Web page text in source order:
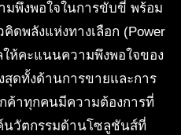
มพึงพอใจในการขับขี่ พร้อม
ดพลังแห่งทางเลือก (Power
ให้คะแนนความพึงพอใจของ
สุดทั้งด้านการขายและการ
ค้าทุกคนมีความต้องการที่
นวัตกรรมด้านโซลูชันส์ที่